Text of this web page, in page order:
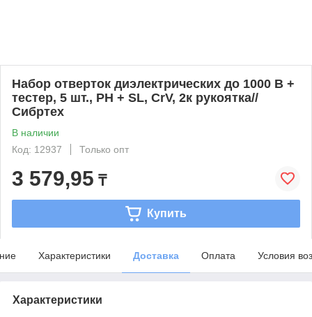
Набор отверток диэлектрических до 1000 В +
тестер, 5 шт., PH + SL, CrV, 2к рукоятка//
Сибртех
В наличии
Код: 12937
Только опт
3 579,95 ₸
Купить
Характеристики Доставка Оплата Условия
Характеристики